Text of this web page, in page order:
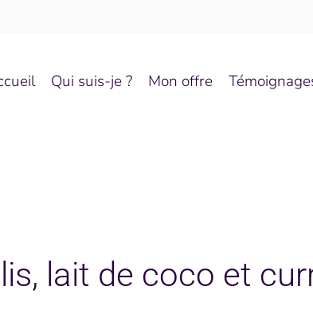
Qui suis-je ? Mon offre
lait de coco et